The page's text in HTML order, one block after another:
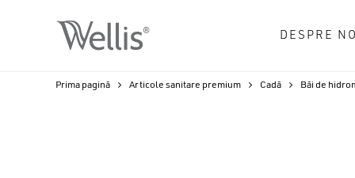
DESPRE NOI
Prima pagină Articole sanitare premium Cadă Băi de